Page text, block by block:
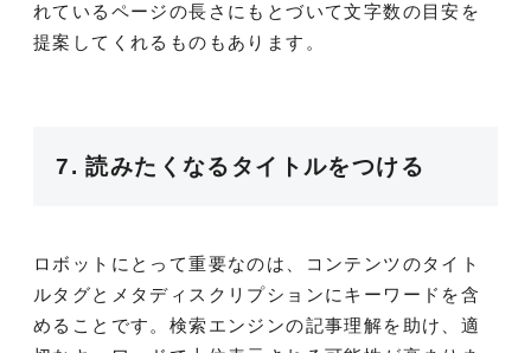
れているページの長さにもとづいて文字数の目安を
提案してくれるものもあります。
7. 読みたくなるタイトルをつける
ロボットにとって重要なのは、コンテンツのタイト
ルタグとメタディスクリプションにキーワードを含
めることです。検索エンジンの記事理解を助け、適